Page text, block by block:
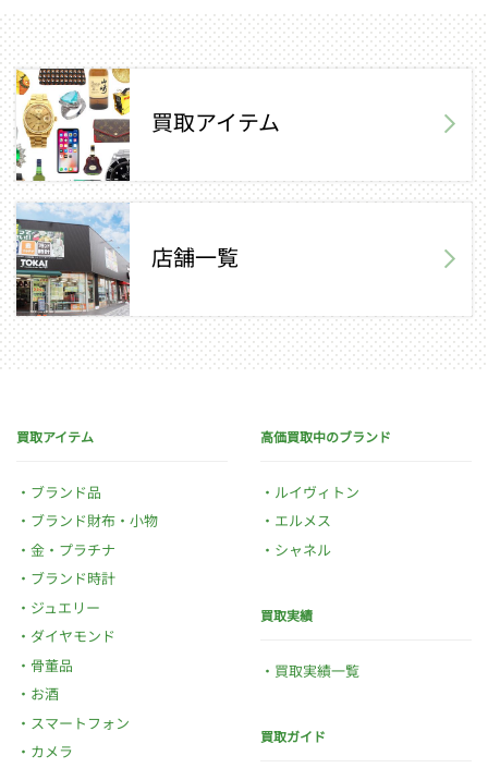
買取アイテム
店舗一覧
買取アイテム
ブランド品
ブランド財布・小物
金・プラチナ
ブランド時計
ジュエリー
ダイヤモンド
骨董品
お酒
スマートフォン
カメラ
高価買取中のブランド
ルイヴィトン
エルメス
シャネル
買取実績
買取実績一覧
買取ガイド